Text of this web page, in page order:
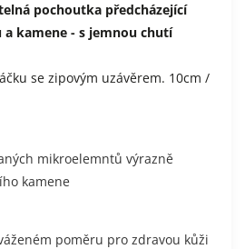
pochoutka předcházející
kamene - s jemnou chutí
se zipovým uzávěrem. 10cm /
mikroelemntů výrazně
kamene
poměru pro zdravou kůži